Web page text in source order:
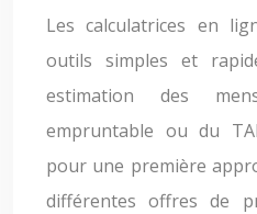
Les calculatrices en
outils simples et
estimation des
empruntable ou du
pour une première
différentes offres de